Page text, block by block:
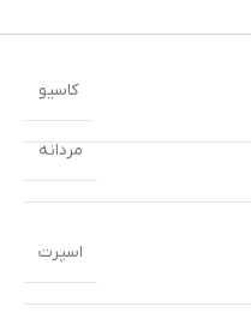
مردانه
اسپرت
کاسیو